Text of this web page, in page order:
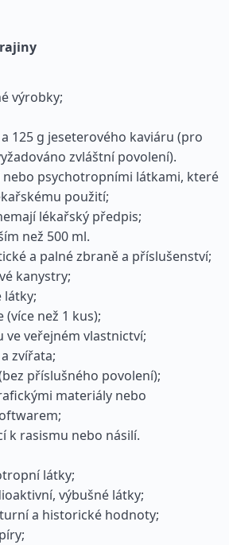
výrobky;
125 g jeseterového kaviáru (pro
zvláštní povolení).
nebo psychotropními látkami, které
použití;
lékařský předpis;
než 500 ml.
a palné zbraně a příslušenství;
kanystry;
látky;
než 1 kus);
ve veřejném vlastnictví;
zvířata;
příslušného povolení);
materiály nebo
k rasismu nebo násilí.
látky;
výbušné látky;
a historické hodnoty;